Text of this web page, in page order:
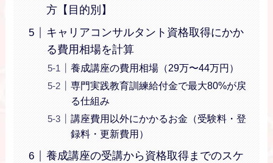
方【目的別】
キャリアコンサルタント資格取得にかか
る費用相場を計算
養成講座の費用相場（29万〜44万円）
専門実践教育訓練給付金で最大80%が戻
る仕組み
講座費用以外にかかるお金（受験料・登
録料・更新費用）
養成講座の受講から資格取得までのスケ